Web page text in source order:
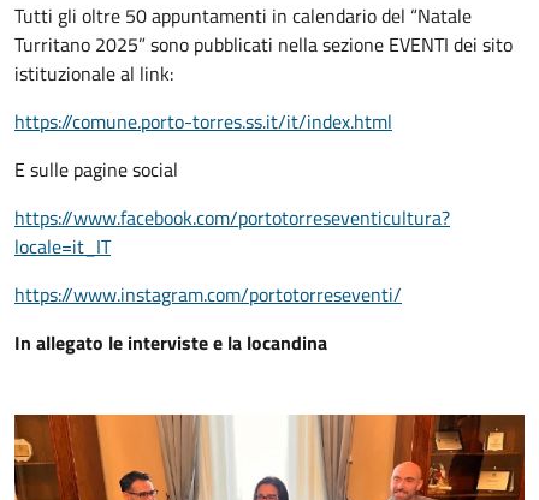
Tutti gli oltre 50 appuntamenti in calendario del “Natale
Turritano 2025” sono pubblicati nella sezione EVENTI dei sito
istituzionale al link:
https://comune.porto-torres.ss.it/it/index.html
E sulle pagine social
https://www.facebook.com/portotorreseventicultura?
locale=it_IT
https://www.instagram.com/portotorreseventi/
In allegato le interviste e la locandina